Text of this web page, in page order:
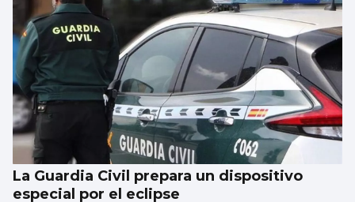
La Guardia Civil prepara un dispositivo
especial por el eclipse